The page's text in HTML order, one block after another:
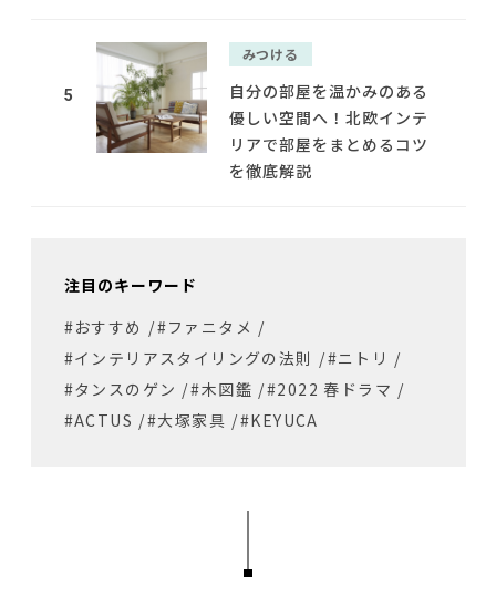
5
みつける
自分の部屋を温かみのある
優しい空間へ！北欧インテ
リアで部屋をまとめるコツ
を徹底解説
注目のキーワード
#おすすめ /#ファニタメ /
#インテリアスタイリングの法則 /#ニトリ /
#タンスのゲン /#木図鑑 /#2022 春ドラマ /
#ACTUS /#大塚家具 /#KEYUCA